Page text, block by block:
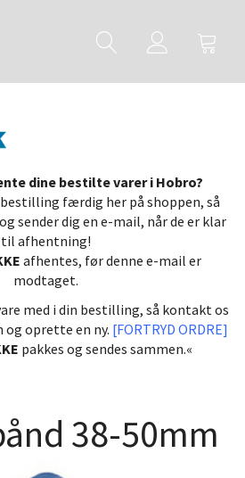
dine bestilte varer i Hobro?
færdig her på shoppen, så
sender dig en e-mail, når de er klar
til afhentning!
afhentes, før denne e-mail er
modtaget.
med i din bestilling, så kontakt os
oprette en ny. [FORTRYD ORDRE]
pakkes og sendes sammen.«
38-50mm